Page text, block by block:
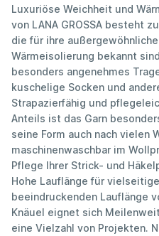
Luxuriöse Weichheit und
von LANA GROSSA besteht
die für ihre
Wärmeisolierung bekannt
besonders angenehmes
kuschelige Socken und
Strapazierfähig und
Anteils ist das Garn
seine Form auch nach vielen
maschinenwaschbar im
Pflege Ihrer Strick- und
Hohe Lauflänge für
beeindruckenden Lauflänge
Knäuel eignet sich
eine Vielzahl von Projekten.